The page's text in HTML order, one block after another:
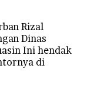
Rizal
Dinas
Ini hendak
di